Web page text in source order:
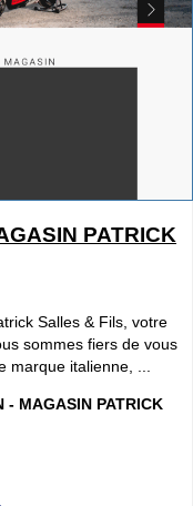
PATRICK
Salles & Fils, votre
sommes fiers de vous
italienne, ...
- MAGASIN PATRICK